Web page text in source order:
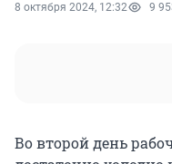
8 октября 2024, 12:32 9
Во второй день